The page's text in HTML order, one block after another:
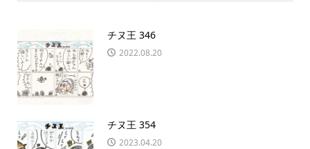
チヌ王 346
2022.08.20
チヌ王 354
2023.04.20